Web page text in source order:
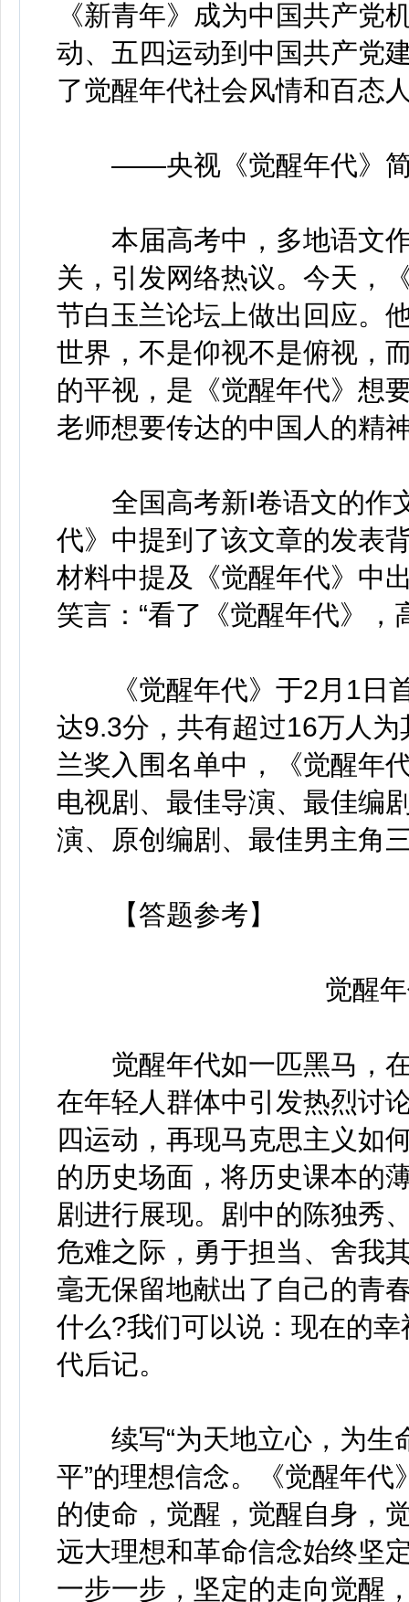
《新青年》成为中国共产党
动、五四运动到中国共产党
了觉醒年代社会风情和百态
——央视《觉醒年代》
本届高考中，多地语文作
关，引发网络热议。今天，
节白玉兰论坛上做出回应。
世界，不是仰视不是俯视，
的平视，是《觉醒年代》想
老师想要传达的中国人的精
全国高考新I卷语文的作
代》中提到了该文章的发表
材料中提及《觉醒年代》中
笑言：“看了《觉醒年代》，
《觉醒年代》于2月1日首
达9.3分，共有超过16万人
兰奖入围名单中，《觉醒年
电视剧、最佳导演、最佳编
演、原创编剧、最佳男主角
【答题参考】
觉醒年
觉醒年代如一匹黑马，在
在年轻人群体中引发热烈讨
四运动，再现马克思主义如
的历史场面，将历史课本的
剧进行展现。剧中的陈独秀
危难之际，勇于担当、舍我
毫无保留地献出了自己的青
什么?我们可以说：现在的
代后记。
续写“为天地立心，为生
平”的理想信念。《觉醒年
的使命，觉醒，觉醒自身，
远大理想和革命信念始终坚
一步一步，坚定的走向觉醒